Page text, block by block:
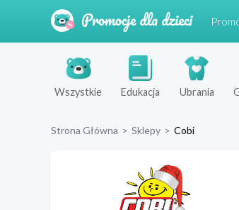
Wszystkie Edukacja Ubrania
Strona Główna > Sklepy > Cobi